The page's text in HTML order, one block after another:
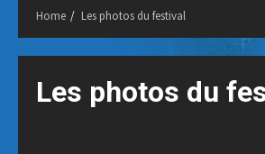
Home Les photos du festival
Les photos du